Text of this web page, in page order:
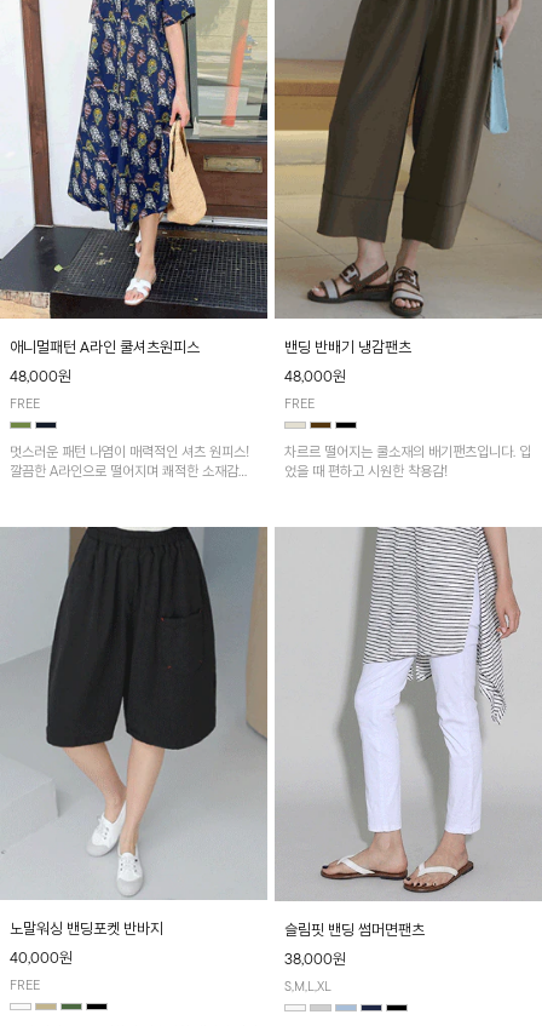
애니멀패턴 A라인 쿨셔츠원피스
48,000원
FREE
멋스러운 패턴 나염이 매력적인 셔츠 원피스!
깔끔한 A라인으로 떨어지며 쾌적한 소재감으
밴딩 반배기 냉감팬츠
48,000원
FREE
차르르 떨어지는 쿨소재의 배기팬츠입니다. 입
었을 때 편하고 시원한 착용감!
노말워싱 밴딩포켓 반바지
40,000원
FREE
슬림핏 밴딩 썸머면팬츠
38,000원
S,M,L,XL